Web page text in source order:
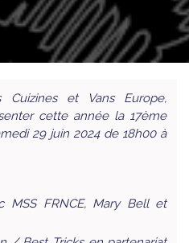
Cuizines et Vans Europe,
cette année la 17ème
29 juin 2024 de 18h00 à
MSS FRNCE, Mary Bell et